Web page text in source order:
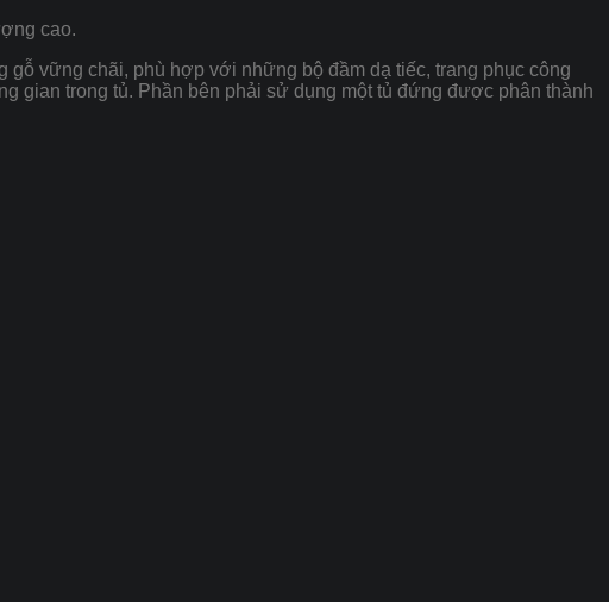
cao.
gỗ vững chãi, phù hợp với những bộ đầm dạ tiếc, trang phục công
gian trong tủ. Phần bên phải sử dụng một tủ đứng được phân thành